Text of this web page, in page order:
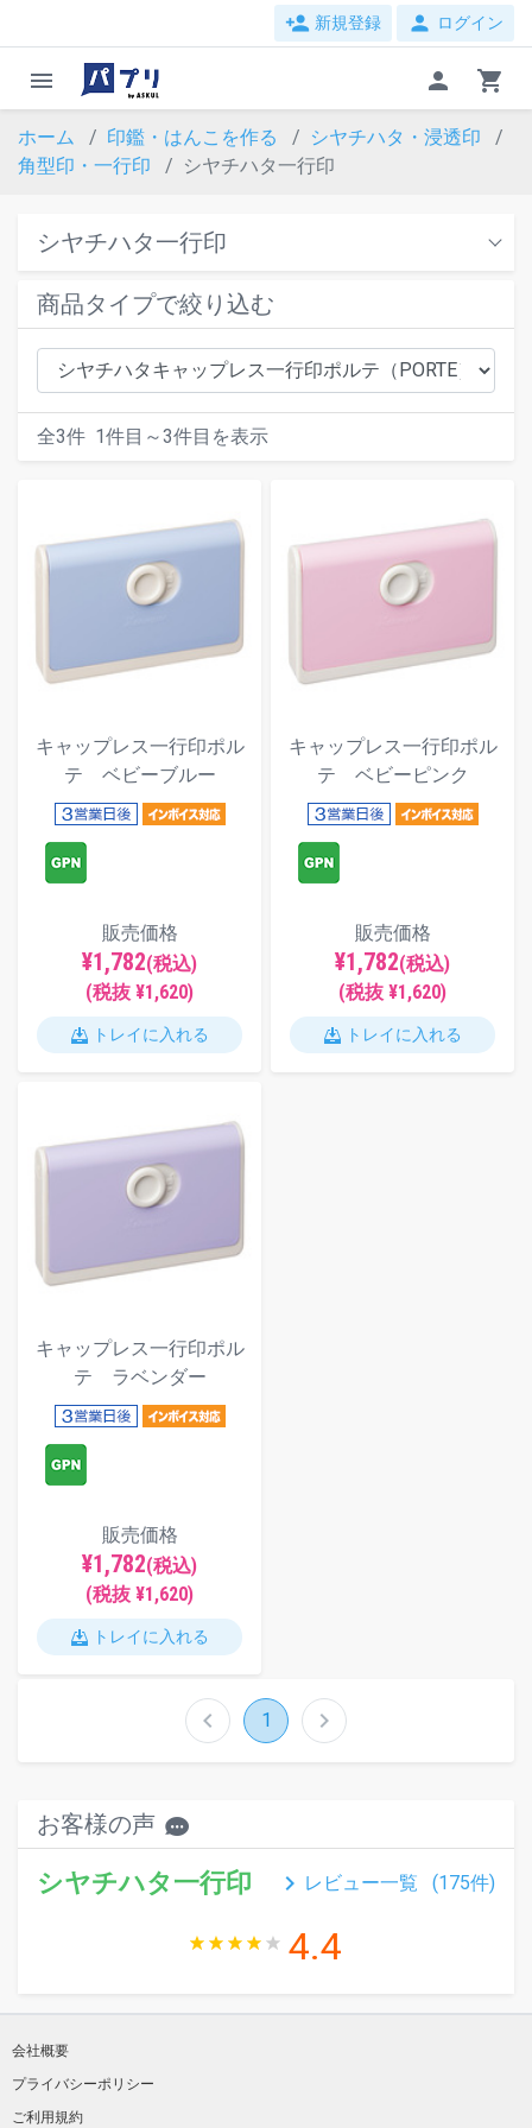
person_add 新規登録 person ログイン
menu person shopping_cart
ホーム 印鑑・はんこを作る
シヤチハタ・浸透印
角型印・一行印
シヤチハタ一行印
シヤチハタ一行印
商品タイプで絞り込む
全3件 1件目～3件目を表示
キャップレス一行印ポル
テ ベビーブルー
販売価格
¥1,782(税込)
(税抜 ¥1,620)
トレイに入れる
キャップレス一行印ポル
テ ベビーピンク
販売価格
¥1,782(税込)
(税抜 ¥1,620)
トレイに入れる
キャップレス一行印ポル
テ ラベンダー
販売価格
¥1,782(税込)
(税抜 ¥1,620)
トレイに入れる
chevron_left 1 chevron_right
お客様の声
シヤチハタ一行印 keyboard_arrow_right レビュー一覧 (175件)
4.4
会社概要
プライバシーポリシー
ご利用規約